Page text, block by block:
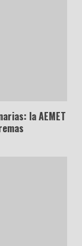
la AEMET